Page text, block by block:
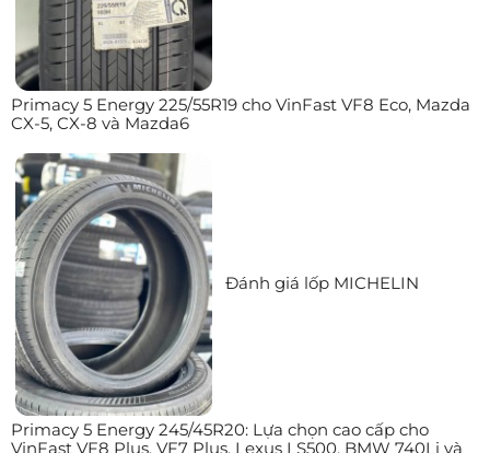
Primacy 5 Energy 225/55R19 cho VinFast VF8 Eco, Mazda
CX-5, CX-8 và Mazda6
Đánh giá lốp MICHELIN
Primacy 5 Energy 245/45R20: Lựa chọn cao cấp cho
VinFast VF8 Plus, VF7 Plus, Lexus LS500, BMW 740Li và